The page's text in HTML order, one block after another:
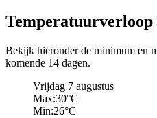
Temperatuurverloop
Bekijk hieronder de minimum en
komende 14 dagen.
Vrijdag 7 augustus
Max:30°C
Min:26°C